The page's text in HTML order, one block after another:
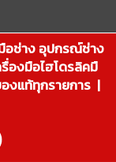
อช่าง อุปกรณ์ช่าง
องมือไฮโดรลิคมื
งแท้ทุกรายการ |